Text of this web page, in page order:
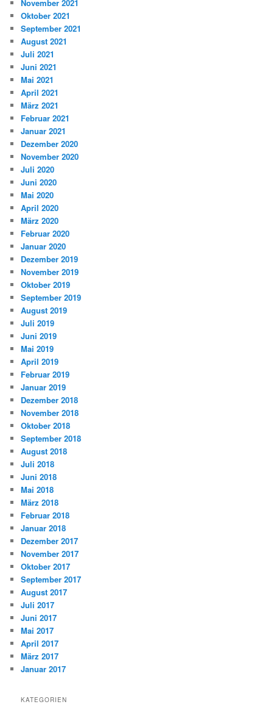
November 2021
Oktober 2021
September 2021
August 2021
Juli 2021
Juni 2021
Mai 2021
April 2021
März 2021
Februar 2021
Januar 2021
Dezember 2020
November 2020
Juli 2020
Juni 2020
Mai 2020
April 2020
März 2020
Februar 2020
Januar 2020
Dezember 2019
November 2019
Oktober 2019
September 2019
August 2019
Juli 2019
Juni 2019
Mai 2019
April 2019
Februar 2019
Januar 2019
Dezember 2018
November 2018
Oktober 2018
September 2018
August 2018
Juli 2018
Juni 2018
Mai 2018
März 2018
Februar 2018
Januar 2018
Dezember 2017
November 2017
Oktober 2017
September 2017
August 2017
Juli 2017
Juni 2017
Mai 2017
April 2017
März 2017
Januar 2017
KATEGORIEN